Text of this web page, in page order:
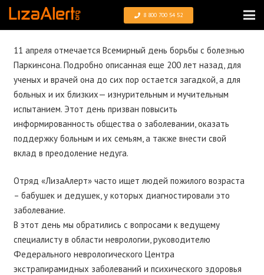
8 800 700 54 52
11 апреля отмечается Всемирный день борьбы с болезнью
Паркинсона. Подробно описанная еще 200 лет назад, для
ученых и врачей она до сих пор остается загадкой, а для
больных и их близких— изнурительным и мучительным
испытанием. Этот день призван повысить
информированность общества о заболевании, оказать
поддержку больным и их семьям, а также внести свой
вклад в преодоление недуга.
Отряд «ЛизаАлерт» часто ищет людей пожилого возраста
– бабушек и дедушек, у которых диагностировали это
заболевание.
В этот день мы обратились с вопросами к ведущему
специалисту в области неврологии, руководителю
Федерального неврологического Центра
экстрапирамидных заболеваний и психического здоровья